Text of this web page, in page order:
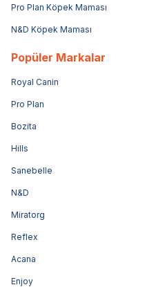
Pro Plan Köpek Maması
N&D Köpek Maması
Popüler Markalar
Royal Canin
Pro Plan
Bozita
Hills
Sanebelle
N&D
Miratorg
Reflex
Acana
Enjoy